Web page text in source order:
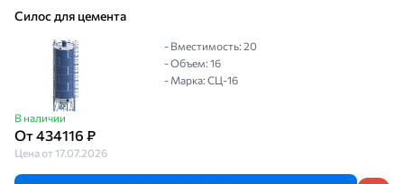
Силос для цемента
В наличии
От 434116 ₽
Цена от 17.07.2026
- Вместимость: 20
- Объем: 16
- Марка: СЦ-16